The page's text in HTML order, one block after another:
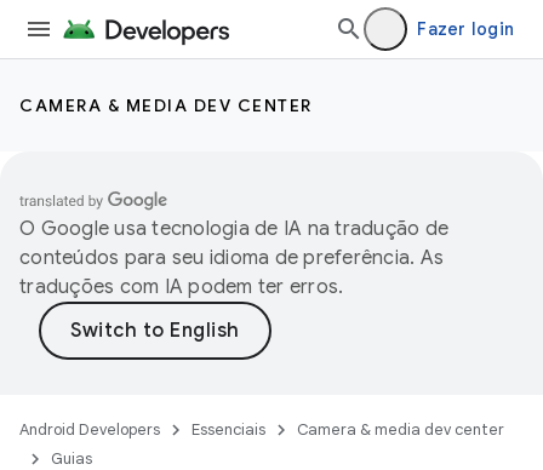
Fazer login
CAMERA & MEDIA DEV CENTER
O Google usa tecnologia de IA na tradução de
conteúdos para seu idioma de preferência. As
traduções com IA podem ter erros.
Android Developers Essenciais
Camera & media dev center
Guias